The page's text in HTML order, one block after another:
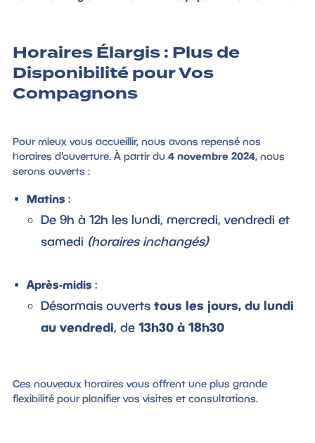
Horaires Élargis : Plus de
Disponibilité pour Vos
Compagnons
Pour mieux vous accueillir, nous avons repensé nos
horaires d'ouverture. À partir du 4 novembre 2024, nous
serons ouverts :
Matins :
De 9h à 12h les lundi, mercredi, vendredi et
samedi (horaires inchangés)
Après-midis :
Désormais ouverts tous les jours, du lundi
au vendredi, de 13h30 à 18h30
Ces nouveaux horaires vous offrent une plus grande
flexibilité pour planifier vos visites et consultations.